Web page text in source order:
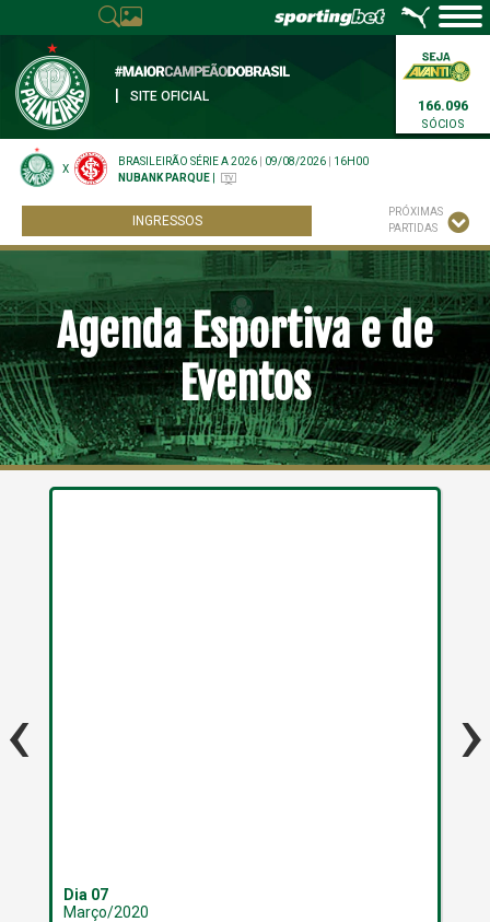
SITE OFICIAL
166.096
SÓCIOS
X
BRASILEIRÃO SÉRIE A 2026 09/08/2026
16H00
NUBANK PARQUE
INGRESSOS
PRÓXIMAS
PARTIDAS
Agenda Esportiva e de
Eventos
Dia 07
Março/2020
‹ ›